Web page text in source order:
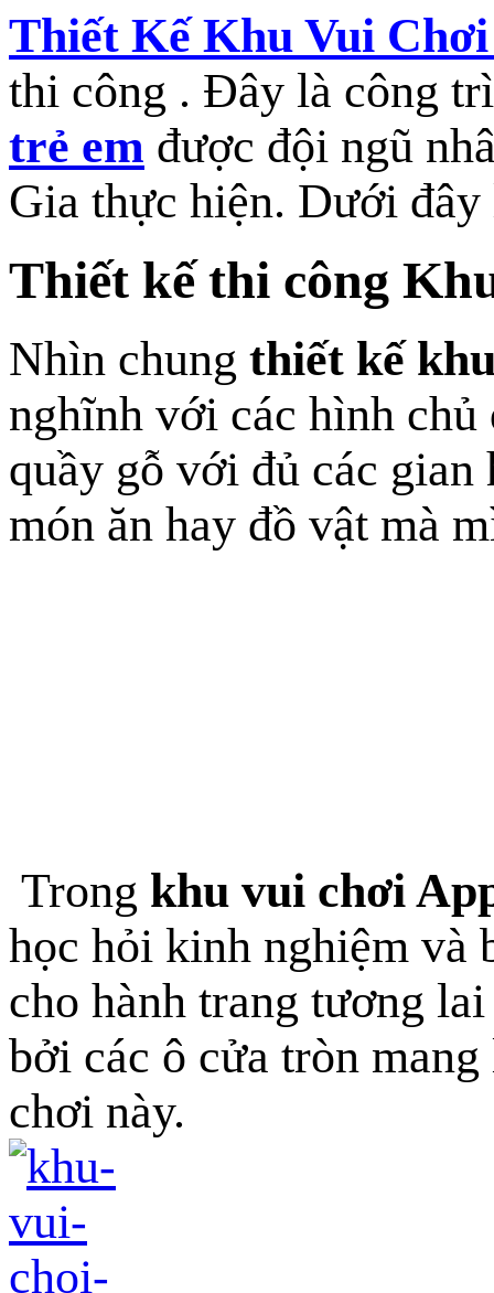
Thiết Kế Khu Vui
thi công . Đây là công
trẻ em được đội ngũ
Gia thực hiện. Dưới
Thiết kế thi công
Nhìn chung thiết kế
nghĩnh với các hình
quầy gỗ với đủ các
món ăn hay đồ vật mà
Trong khu vui chơi
học hỏi kinh nghiệm và
cho hành trang tương
bởi các ô cửa tròn
chơi này.